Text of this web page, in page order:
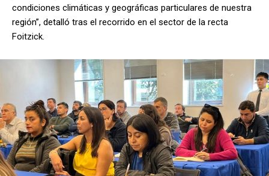
condiciones climáticas y geográficas particulares de nuestra
región”, detalló tras el recorrido en el sector de la recta
Foitzick.